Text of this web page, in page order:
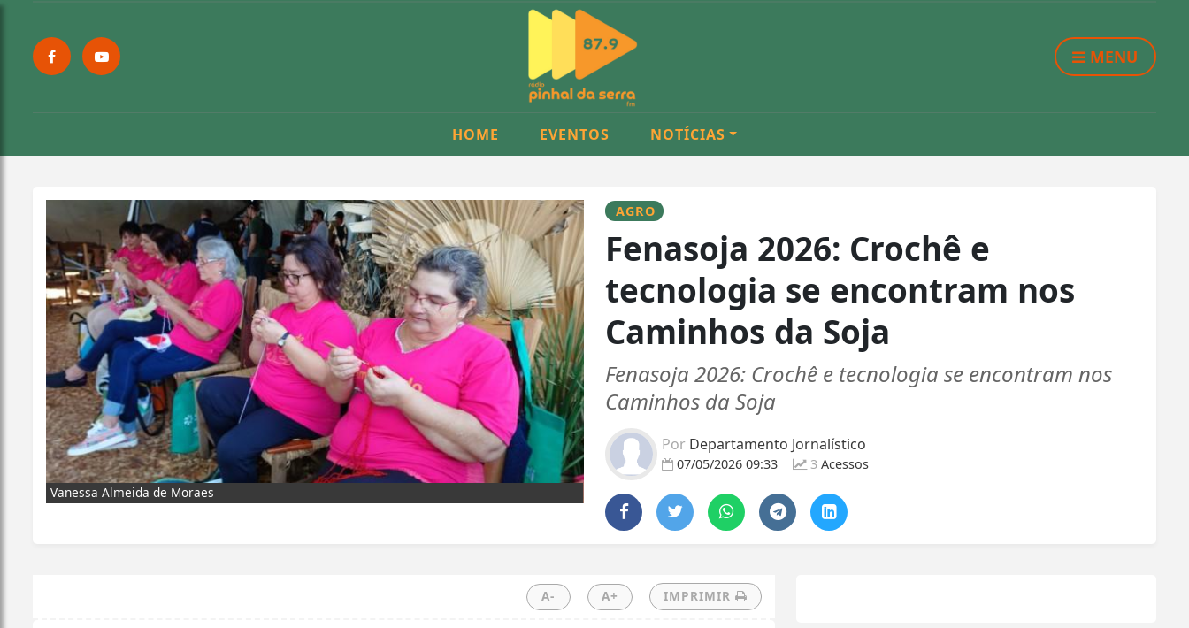
MENU
HOME EVENTOS NOTÍCIAS
Vanessa Almeida de Moraes
AGRO
Fenasoja 2026: Crochê e
tecnologia se encontram nos
Caminhos da Soja
Fenasoja 2026: Crochê e tecnologia se encontram nos
Caminhos da Soja
Por Departamento Jornalístico
07/05/2026 09:33 3 Acessos
A- A+ IMPRIMIR